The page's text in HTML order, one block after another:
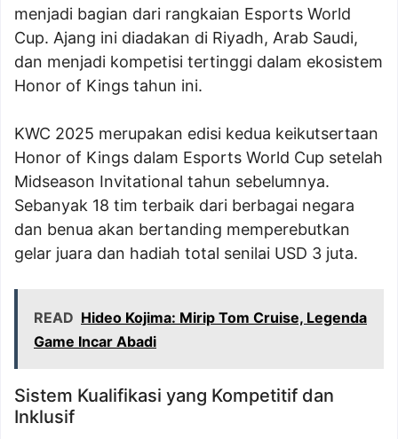
menjadi bagian dari rangkaian Esports World
Cup. Ajang ini diadakan di Riyadh, Arab Saudi,
dan menjadi kompetisi tertinggi dalam ekosistem
Honor of Kings tahun ini.
KWC 2025 merupakan edisi kedua keikutsertaan
Honor of Kings dalam Esports World Cup setelah
Midseason Invitational tahun sebelumnya.
Sebanyak 18 tim terbaik dari berbagai negara
dan benua akan bertanding memperebutkan
gelar juara dan hadiah total senilai USD 3 juta.
READ Hideo Kojima: Mirip Tom Cruise, Legenda
Game Incar Abadi
Sistem Kualifikasi yang Kompetitif dan
Inklusif